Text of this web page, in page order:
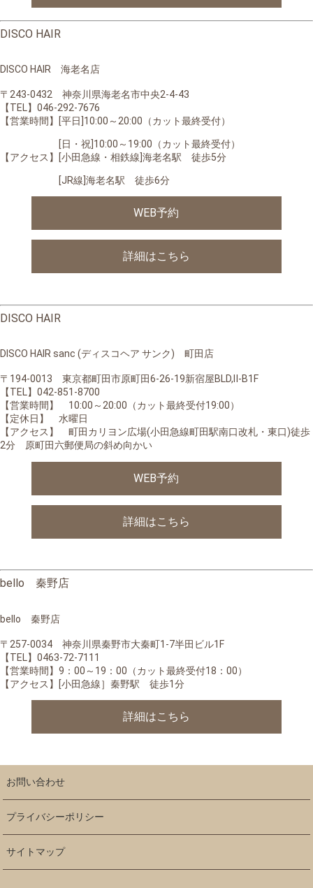
DISCO HAIR
DISCO HAIR 海老名店
〒243-0432 神奈川県海老名市中央2-4-43
【TEL】046-292-7676
【営業時間】[平日]10:00～20:00（カット最終受付）
[日・祝]10:00～19:00（カット最終受付）
【アクセス】[小田急線・相鉄線]海老名駅 徒歩5分
[JR線]海老名駅 徒歩6分
WEB予約
詳細はこちら
DISCO HAIR
DISCO HAIR sanc (ディスコヘア サンク) 町田店
〒194-0013 東京都町田市原町田6-26-19新宿屋BLD,Ⅱ-B1F
【TEL】042-851-8700
【営業時間】 10:00～20:00（カット最終受付19:00）
【定休日】 水曜日
【アクセス】 町田カリヨン広場(小田急線町田駅南口改札・東口)徒歩
2分 原町田六郵便局の斜め向かい
WEB予約
詳細はこちら
bello 秦野店
bello 秦野店
〒257-0034 神奈川県秦野市大秦町1-7半田ビル1F
【TEL】0463-72-7111
【営業時間】9：00～19：00（カット最終受付18：00）
【アクセス】[小田急線］秦野駅 徒歩1分
詳細はこちら
お問い合わせ
プライバシーポリシー
サイトマップ